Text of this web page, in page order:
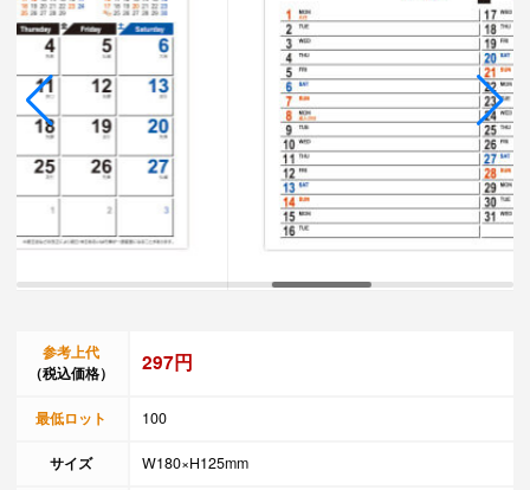
参考上代
（税込価格）
297円
最低ロット 100
サイズ W180×H125mm